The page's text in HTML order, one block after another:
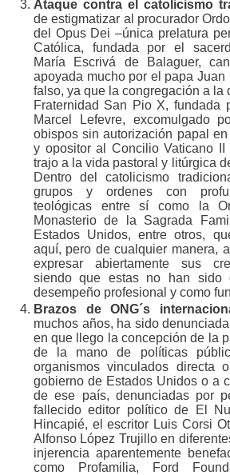
Ataque contra el catolicismo
de estigmatizar al procurador
del Opus Dei –única prelatura
Católica, fundada por el
María Escrivá de Balaguer,
apoyada mucho por el papa Juan
falso, ya que la congregación a la
Fraternidad San Pio X, fundada
Marcel Lefevre, excomulgado
obispos sin autorización papal
y opositor al Concilio Vaticano
trajo a la vida pastoral y litúrgica
Dentro del catolicismo
grupos y ordenes con
teológicas entre sí como la
Monasterio de la Sagrada
Estados Unidos, entre otros,
aquí, pero de cualquier manera,
expresar abiertamente sus
siendo que estas no han sido
desempeño profesional y como
Brazos de ONG´s
muchos años, ha sido
en que llego la concepción de la
de la mano de políticas
organismos vinculados directa
gobierno de Estados Unidos o a
de ese país, denunciadas por
fallecido editor político de El
Hincapié, el escritor Luis Corsi
Alfonso López Trujillo en
injerencia aparentemente
como Profamilia, Ford